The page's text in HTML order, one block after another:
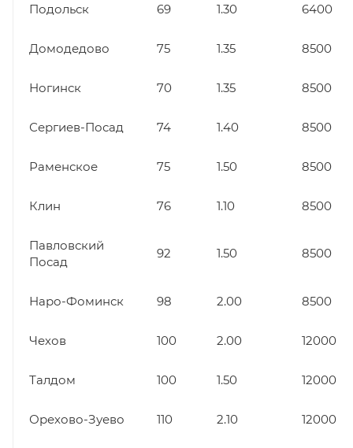
Подольск 69 1.30 6400
Домодедово 75 1.35 8500
Ногинск 70 1.35 8500
Сергиев-Посад 74 1.40 8500
Раменское 75 1.50 8500
Клин 76 1.10 8500
Павловский
Посад
92 1.50 8500
Наро-Фоминск 98 2.00 8500
Чехов 100 2.00 12000
Талдом 100 1.50 12000
Орехово-Зуево 110 2.10 12000